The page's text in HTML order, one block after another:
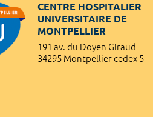
CENTRE HOSPITALIER
UNIVERSITAIRE DE
MONTPELLIER
191 av. du Doyen Giraud
34295 Montpellier cedex 5